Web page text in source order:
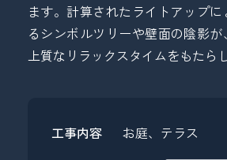
ます。計算されたライトアップ
るシンボルツリーや壁面の陰影
上質なリラックスタイムをもたら
工事内容 お庭、テラス